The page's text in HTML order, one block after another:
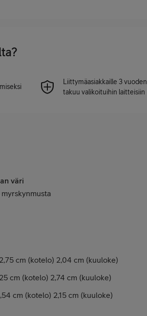
Liittymäasiakkaille 3 vuoden
takuu valikoituihin laitteisiin
väri
cm (kotelo) 2,04 cm (kuuloke)
cm (kotelo) 2,74 cm (kuuloke)
cm (kotelo) 2,15 cm (kuuloke)